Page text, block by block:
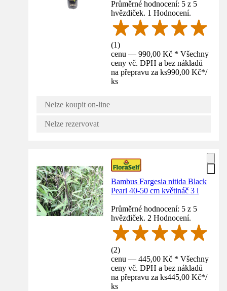
Průměrné hodnocení: 5 z 5
hvězdiček. 1 Hodnocení.
(1)
cenu — 990,00 Kč * Všechny
ceny vč. DPH a bez nákladů
na přepravu za ks990,00 Kč*/
ks
Nelze koupit on-line
Nelze rezervovat
Bambus Fargesia nitida Black
Pearl 40-50 cm květináč 3 l
Průměrné hodnocení: 5 z 5
hvězdiček. 2 Hodnocení.
(2)
cenu — 445,00 Kč * Všechny
ceny vč. DPH a bez nákladů
na přepravu za ks445,00 Kč*/
ks